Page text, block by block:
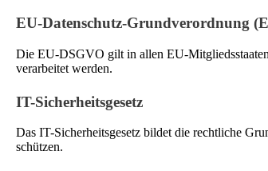
EU-Datenschutz-Grundverordnung
Die EU-DSGVO gilt in allen EU-Mitgliedsstaaten
verarbeitet werden.
IT-Sicherheitsgesetz
Das IT-Sicherheitsgesetz bildet die rechtliche
schützen.